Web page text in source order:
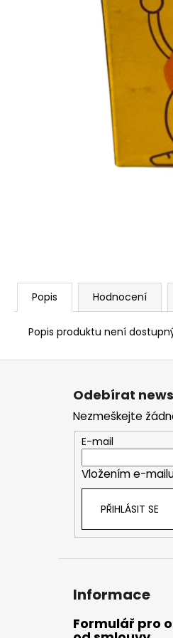
Popis Hodnocení
Popis produktu není
Z
Odebírat
Nezmeškejte
E-mail
Vložením e-
PŘIHLÁSIT SE
Informace
Formulář pro